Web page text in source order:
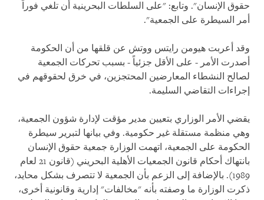
حقوق الإنسان". وتابع: "على السلطات البحرينية أن تلغي فوراً
أمر السيطرة على الجمعية".
وقد أعربت هيومن رايتس ووتش عن قلقها من أن الحكومة
أصدرت الأمر - على الأقل جزئياً - بسبب تحركات الجمعية
لصالح النشطاء المعارضين المحتجزين، في خرق لحقوقهم في
إجراءات التقاضي السليمة.
يقضي الأمر الوزاري بتعيين مدير مؤقت لإدارة شؤون الجمعية،
وهي منظمة مستقلة غير حكومية. وفي بيانها لتبرير سيطرة
الحكومة على الجمعية، اتهمت الوزارة جمعية حقوق الإنسان
بانتهاك أحكام قانون الجمعيات الأهلية البحريني (قانون 21 لعام
1989). بالإضافة إلى الزعم بأن الجمعية لا تتصرف بشكل محايد،
ذكرت الوزارة ما وصفته بأنه "مخالفات" إدارية وقانونية أخرى،